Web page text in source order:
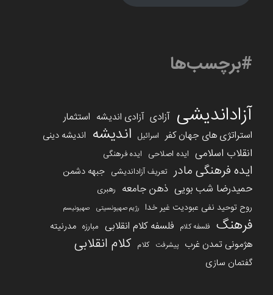
#برچسب‌ها
آزاداندیشی آزادی آزادی اندیشه استثمار
استراتژی های جهان کفر اسرائیل اندیشه اندیشه دینی
انقلاب اسلامی ایده اصلاحی ایده فرهنگی
ایده فرهنگی مادر تعریف آزاداندیشی جبهه دشمن
حمیدرضا شب بویی ذهن جامعه رهبری
روح توحید نفی عبودیت غیر خدا رژیم صهیونسیتی صهیونیسم
فرهنگ فلسفه کلام فلسفه کلام انقلابی مبارزه مدرنیته
هژمونی تمدن غرب پیشرفت کلام کلام انقلابی
گفتمان سازی